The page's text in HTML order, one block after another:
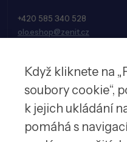
Když kliknete na
soubory cookie“,
k jejich ukládání
pomáhá s
+420 585 340 528
olo.eshop@zenit.cz